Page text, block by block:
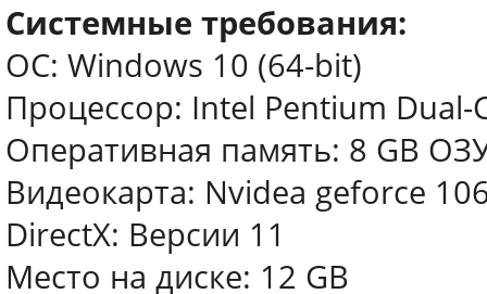
Системные требования:
ОС: Windows 10 (64-bit)
Процессор: Intel Pentium Dual-
Оперативная память: 8 GB
Видеокарта: Nvidea geforce
DirectX: Версии 11
Место на диске: 12 GB